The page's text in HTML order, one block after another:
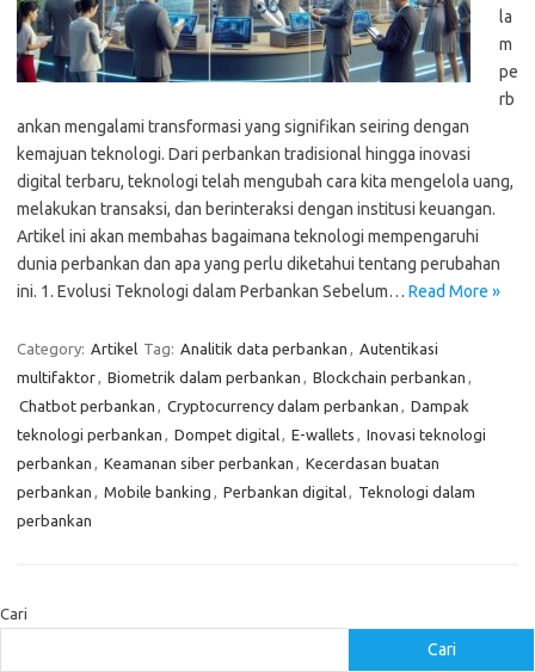
la
m
pe
rb
ankan mengalami transformasi yang signifikan seiring dengan
kemajuan teknologi. Dari perbankan tradisional hingga inovasi
digital terbaru, teknologi telah mengubah cara kita mengelola uang,
melakukan transaksi, dan berinteraksi dengan institusi keuangan.
Artikel ini akan membahas bagaimana teknologi mempengaruhi
dunia perbankan dan apa yang perlu diketahui tentang perubahan
ini. 1. Evolusi Teknologi dalam Perbankan Sebelum… Read More »
Category: Artikel Tag: Analitik data perbankan , Autentikasi
multifaktor, Biometrik dalam perbankan , Blockchain perbankan ,
Chatbot perbankan , Cryptocurrency dalam perbankan , Dampak
teknologi perbankan , Dompet digital, E-wallets , Inovasi teknologi
perbankan , Keamanan siber perbankan , Kecerdasan buatan
perbankan , Mobile banking , Perbankan digital, Teknologi dalam
perbankan
Cari
Cari